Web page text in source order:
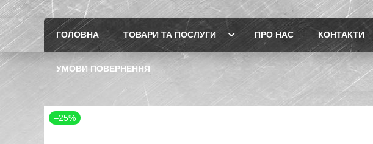
ГОЛОВНА ТОВАРИ ТА ПОСЛУГИ ПРО НАС КОНТАКТИ
УМОВИ ПОВЕРНЕННЯ
–25%